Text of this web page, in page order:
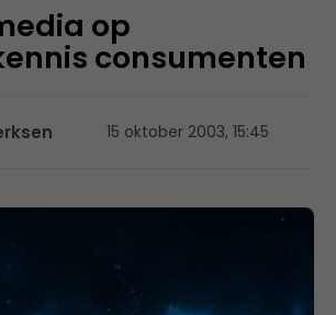
op
consumenten
15 oktober 2003, 15:45